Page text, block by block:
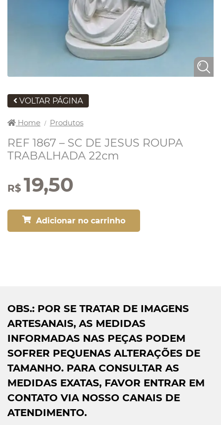
VOLTAR PÁGINA
Home / Produtos
REF 1867 – SC DE JESUS ROUPA
TRABALHADA 22cm
R$ 19,50
Adicionar no carrinho
OBS.: POR SE TRATAR DE IMAGENS
ARTESANAIS, AS MEDIDAS
INFORMADAS NAS PEÇAS PODEM
SOFRER PEQUENAS ALTERAÇÕES DE
TAMANHO. PARA CONSULTAR AS
MEDIDAS EXATAS, FAVOR ENTRAR EM
CONTATO VIA NOSSO CANAIS DE
ATENDIMENTO.